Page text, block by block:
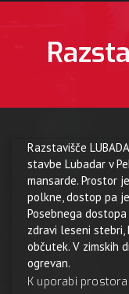
Razstavišče
stavbe Lubadar v
mansarde. Prostor
polkne, dostop pa
Posebnega
zdravi leseni
občutek. V zimskih
ogrevan.
K uporabi